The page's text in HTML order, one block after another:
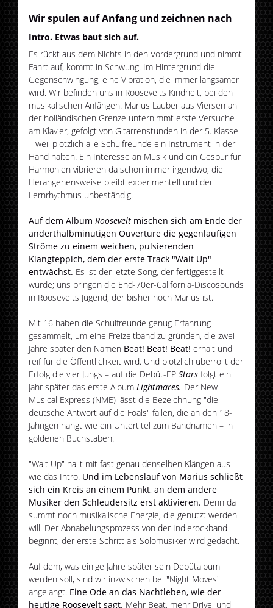
Wir spulen auf Anfang und zeichnen nach
Intro. Etwas baut sich auf.
Es rückt aus dem Nichts in den Vordergrund und nimmt
Fahrt auf, kommt in Schwung. Im Hintergrund die
Gegenschwingung, eine Vibration, die immer langsamer
wird. Wir befinden uns in Roosevelts Kindheit, bei den
musikalischen Anfängen. Marius Lauber aus Viersen an
der holländischen Grenze unternimmt erste Versuche
am Klavier, gefolgt von Gitarrenstunden in der 5. Klasse
– weil plötzlich alle Schulfreunde ein Instrument in der
Hand halten. Ein Interesse an Musik und ein Gespür für
Harmonien vibrieren da schon immer irgendwo, die
Herangehensweise bleibt experimentell und der
Lernrhythmus unbeständig.
Auf dem Album Roosevelt mischen sich am Ende der
anderthalbminütigen Ouvertüre die gegenläufigen
Ströme zu einem weichen, pulsierenden
Klangteppich, dem der erste Track "Wait Up"
entwächst. Es ist der letzte Song, der fertiggestellt
wurde; uns bringen die End-70er-California-Discosounds
in Roosevelts Jugend, der bisher noch Marius ist.
Mit 16 haben die Schulfreunde genug Erfahrung
gesammelt, um eine Freizeitband zu gründen, die zwei
Jahre später den Namen Beat! Beat! Beat! erhält und
reif für die Öffentlichkeit wird. Und plötzlich überrollt der
Erfolg die vier Jungs – auf die Debüt-EPStars folgt ein
Jahr später das erste Album Lightmares. Der New
Musical Express (NME) lässt die Bezeichnung "die
deutsche Antwort auf die Foals" fallen, die an den 18-
Jährigen hängt wie ein Untertitel zum Bandnamen – in
goldenen Buchstaben.
"Wait Up" hallt mit fast genau denselben Klängen aus
wie das Intro. Und im Lebenslauf von Marius schließt
sich ein Kreis an einem Punkt, an dem andere
Musiker den Schleudersitz erst aktivieren. Denn da
summt noch musikalische Energie, die genutzt werden
will. Der Abnabelungsprozess von der Indierockband
beginnt, der erste Schritt als Solomusiker wird gedacht.
Auf dem, was einige Jahre später sein Debütalbum
werden soll, sind wir inzwischen bei "Night Moves"
angelangt. Eine Ode an das Nachtleben, wie der
heutige Roosevelt sagt. Mehr Beat, mehr Drive, und